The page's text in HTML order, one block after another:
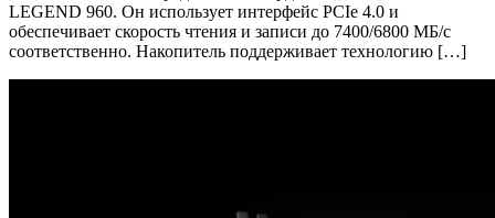
LEGEND 960. Он использует интерфейс PCIe 4.0 и
обеспечивает скорость чтения и записи до 7400/6800 МБ/с
соответственно. Накопитель поддерживает технологию […]